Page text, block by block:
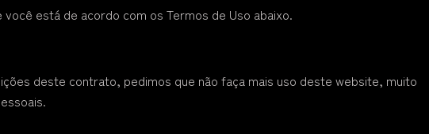
está de acordo com os Termos de Uso abaixo.
deste contrato, pedimos que não faça mais uso deste website, muito